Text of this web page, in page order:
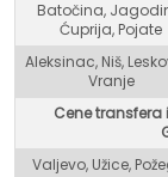
Batočina,
Ćuprija, Pojate
Aleksinac, Niš,
Vranje
Cene
Valjevo, Užice,